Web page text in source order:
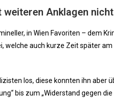
Anklagen
in Wien Favoriten – dem
welche auch kurze Zeit später am
los, diese konnten ihn aber
bis zum „Widerstand gegen